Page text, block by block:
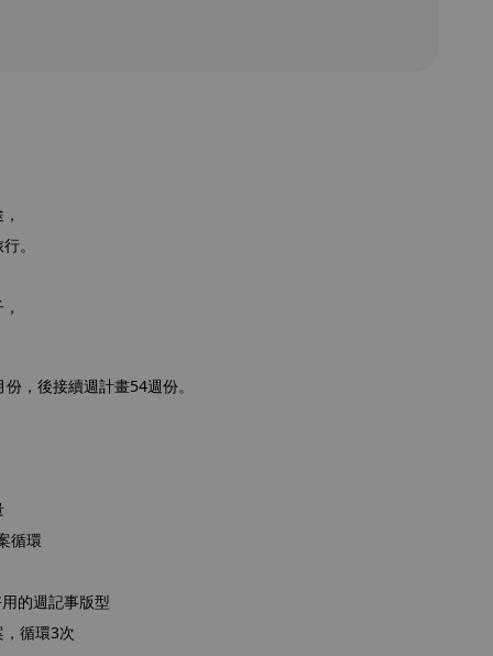
。
，後接續週計畫54週份。
循環
的週記事版型
循環3次